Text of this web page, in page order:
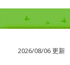
2026/08/06 更新